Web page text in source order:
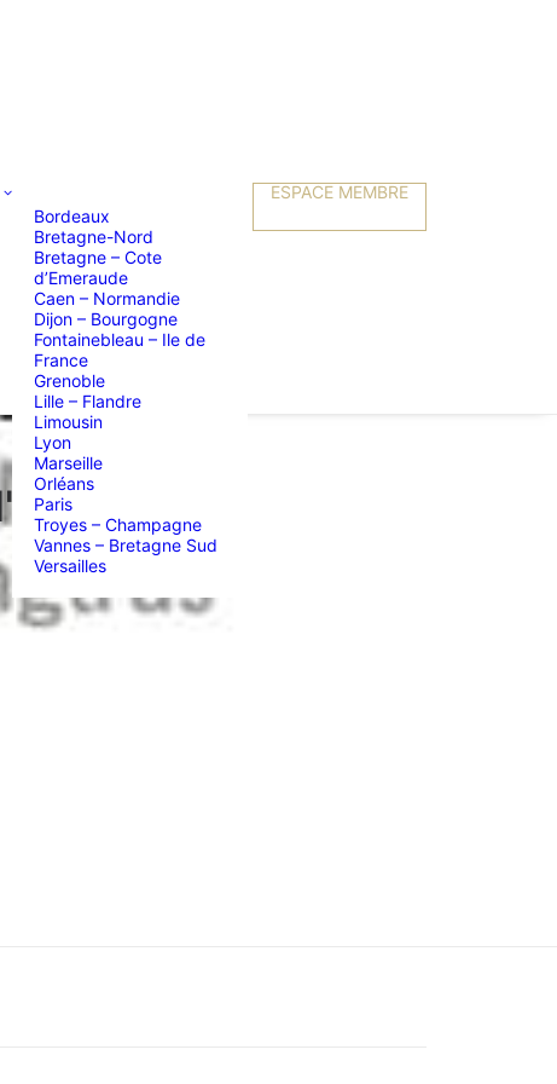
Bordeaux
Bretagne-Nord
Bretagne – Cote
d’Emeraude
Caen – Normandie
Dijon – Bourgogne
Fontainebleau – Ile de
France
Grenoble
Lille – Flandre
Limousin
Lyon
Marseille
Orléans
Paris
Troyes – Champagne
Vannes – Bretagne Sud
Versailles
ESPACE MEMBRE
"Blizzard"